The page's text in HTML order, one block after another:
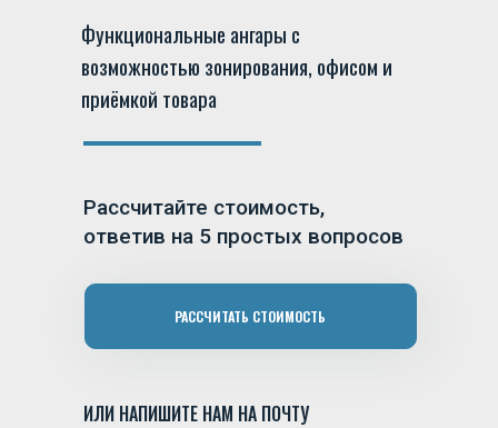
Функциональные ангары с
возможностью зонирования, офисом и
приёмкой товара
ИЛИ НАПИШИТЕ НАМ НА ПОЧТУ
РАССЧИТАТЬ СТОИМОСТЬ
Рассчитайте стоимость,
ответив на 5 простых вопросов